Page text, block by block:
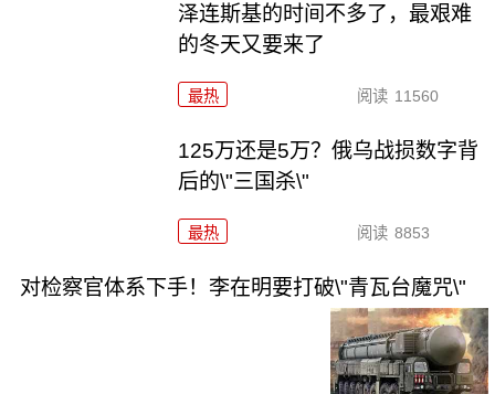
泽连斯基的时间不多了，最艰难
的冬天又要来了
最热 阅读 11560
125万还是5万？俄乌战损数字背
后的\"三国杀\"
最热 阅读 8853
对检察官体系下手！李在明要打破\"青瓦台魔咒\"